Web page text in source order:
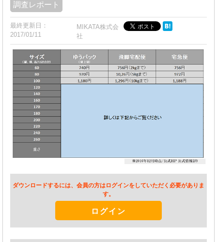
調査レポート
最終更新日：
2017/01/11
MIKATA株式会
社
ダウンロードするには、会員の方はログインをしていただく必要がありま
す。
ログイン